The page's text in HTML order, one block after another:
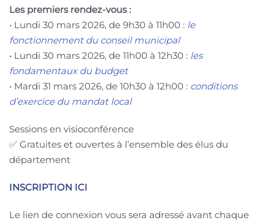
Les premiers rendez-vous :
• Lundi 30 mars 2026, de 9h30 à 11h00 : le
fonctionnement du conseil municipal
• Lundi 30 mars 2026, de 11h00 à 12h30 : les
fondamentaux du budget
• Mardi 31 mars 2026, de 10h30 à 12h00 : conditions
d’exercice du mandat local
Sessions en visioconférence
✅ Gratuites et ouvertes à l’ensemble des élus du
département
INSCRIPTION ICI
Le lien de connexion vous sera adressé avant chaque